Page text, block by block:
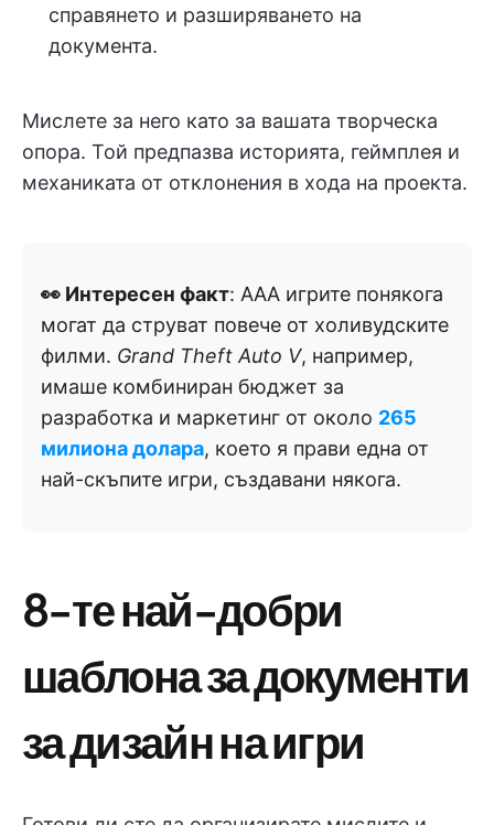
справянето и разширяването на
документа.
Мислете за него като за вашата творческа
опора. Той предпазва историята, геймплея и
механиката от отклонения в хода на проекта.
👀 Интересен факт: AAA игрите понякога
могат да струват повече от холивудските
филми. Grand Theft Auto V, например,
имаше комбиниран бюджет за
разработка и маркетинг от около 265
милиона долара, което я прави една от
най-скъпите игри, създавани някога.
8-те най-добри
шаблона за документи
за дизайн на игри